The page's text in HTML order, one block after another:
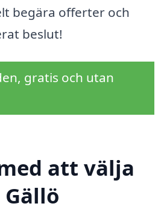
begära offerter och
beslut!
gratis och utan
att välja